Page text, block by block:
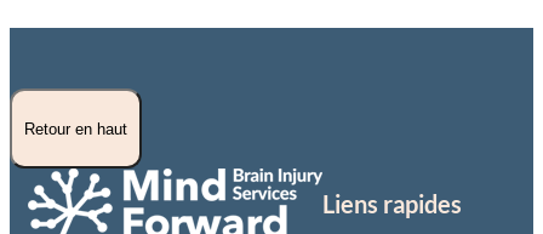
Retour en haut
Liens rapides